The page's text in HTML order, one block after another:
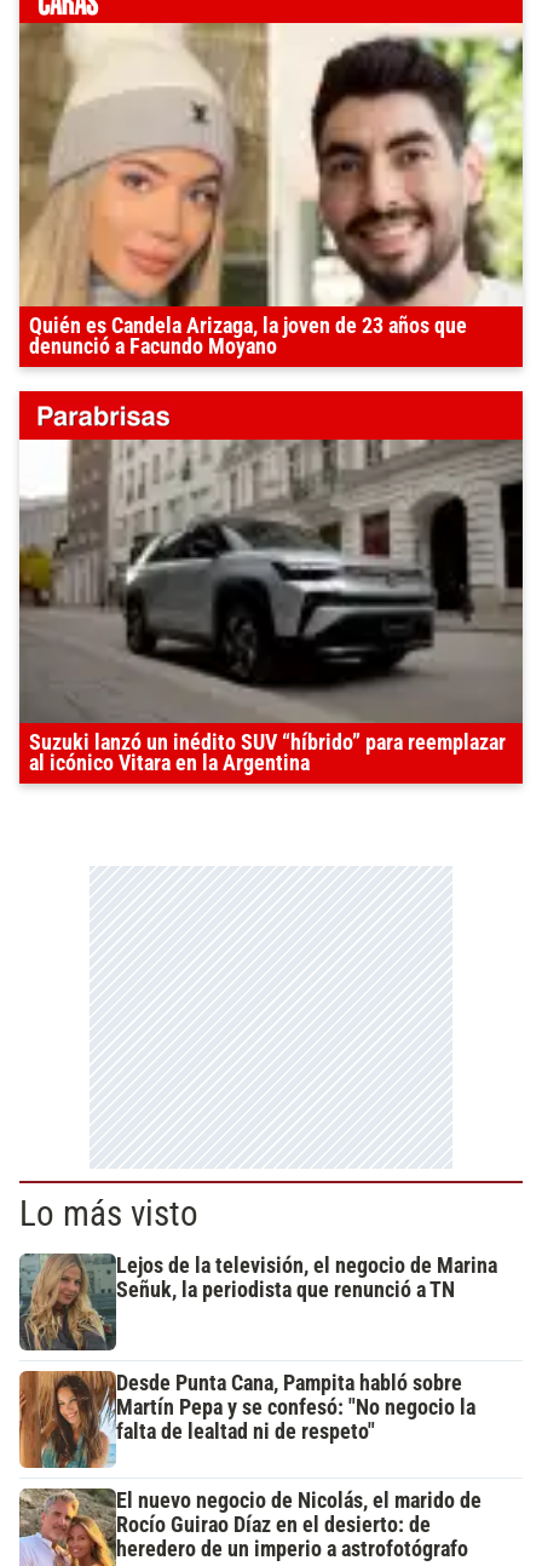
Quién es Candela Arizaga, la joven de 23 años que
denunció a Facundo Moyano
Suzuki lanzó un inédito SUV “híbrido” para reemplazar
al icónico Vitara en la Argentina
Lo más visto
Lejos de la televisión, el negocio de Marina
Señuk, la periodista que renunció a TN
Desde Punta Cana, Pampita habló sobre
Martín Pepa y se confesó: "No negocio la
falta de lealtad ni de respeto"
El nuevo negocio de Nicolás, el marido de
Rocío Guirao Díaz en el desierto: de
heredero de un imperio a astrofotógrafo